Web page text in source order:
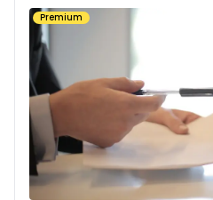
dan zijn goederen aan
leasingcontracten.
Premium